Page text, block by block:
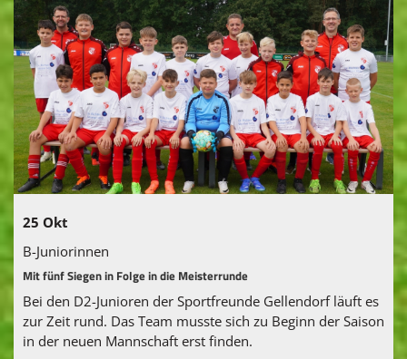
Weibliche Jugend
Sponsoren
Gaststättenvermietung
Hallenvermietung
Fanshop
Vereinskollektion
25 Okt
B-Juniorinnen
Mit fünf Siegen in Folge in die Meisterrunde
Bei den D2-Junioren der Sportfreunde Gellendorf läuft es
zur Zeit rund. Das Team musste sich zu Beginn der Saison
in der neuen Mannschaft erst finden.